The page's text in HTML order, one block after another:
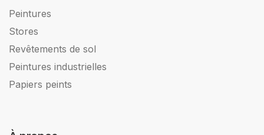
Peintures
Stores
Revêtements de sol
Peintures industrielles
Papiers peints